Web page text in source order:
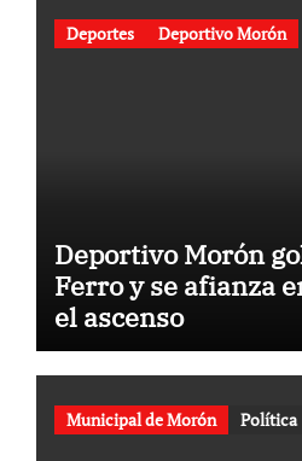
Deportes Deportivo Morón
Deportivo Morón
Ferro y se afianza
el ascenso
Municipal de Morón Política